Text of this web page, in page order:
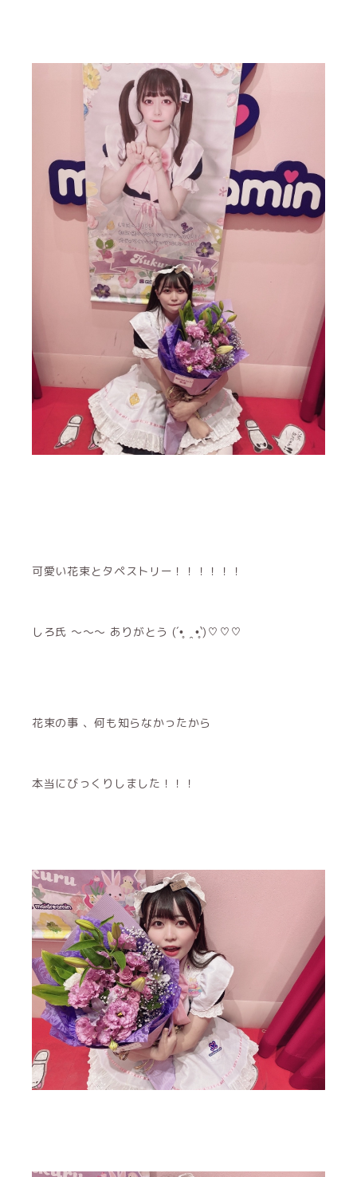
可愛い花束とタペストリー！！！！！！
しろ氏 〜〜〜 ありがとう (´•̥ ̯ •̥`)♡♡♡
花束の事 、何も知らなかったから
本当にびっくりしました！！！